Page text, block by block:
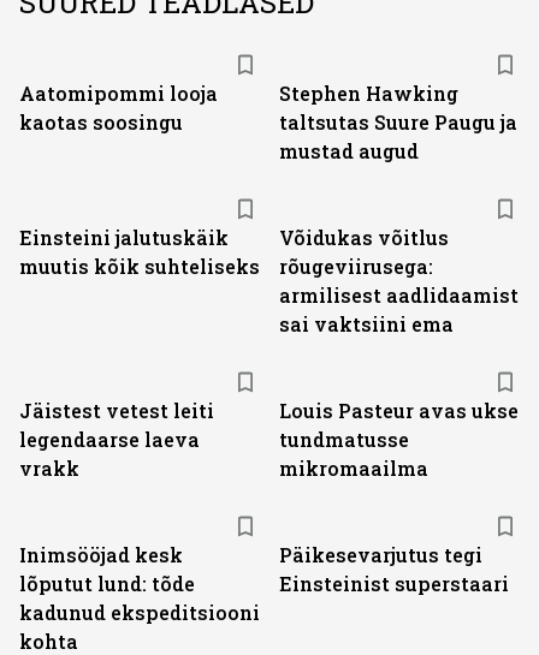
Aatomipommi looja
kaotas soosingu
Stephen Hawking
taltsutas Suure Paugu ja
mustad augud
Einsteini jalutuskäik
muutis kõik suhteliseks
Võidukas võitlus
rõugeviirusega:
armilisest aadlidaamist
sai vaktsiini ema
Jäistest vetest leiti
legendaarse laeva
vrakk
Louis Pasteur avas ukse
tundmatusse
mikromaailma
Inimsööjad kesk
lõputut lund: tõde
kadunud ekspeditsiooni
kohta
Päikesevarjutus tegi
Einsteinist superstaari